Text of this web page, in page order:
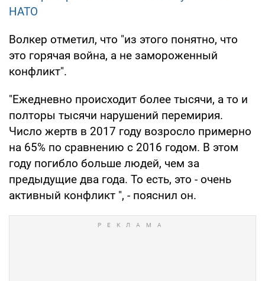
НАТО
Волкер отметил, что "из этого понятно, что
это горячая война, а не замороженный
конфликт".
"Ежедневно происходит более тысячи, а то и
полторы тысячи нарушений перемирия.
Число жертв в 2017 году возросло примерно
на 65% по сравнению с 2016 годом. В этом
году погибло больше людей, чем за
предыдущие два года. То есть, это - очень
активный конфликт ", - пояснил он.